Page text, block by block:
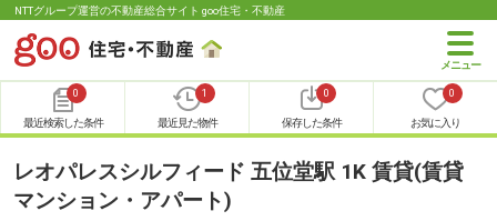
NTTグループ運営の不動産総合サイト goo住宅・不動産
0
最近検索した条件
1
最近見た物件
0
保存した条件
0
お気に入り
レオパレスシルフィード 五位堂駅 1K 賃貸(賃貸
マンション・アパート)